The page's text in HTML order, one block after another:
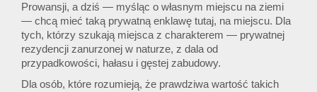
Prowansji, a dziś — myśląc o własnym miejscu na ziemi
— chcą mieć taką prywatną enklawę tutaj, na miejscu. Dla
tych, którzy szukają miejsca z charakterem — prywatnej
rezydencji zanurzonej w naturze, z dala od
przypadkowości, hałasu i gęstej zabudowy.
Dla osób, które rozumieją, że prawdziwa wartość takich